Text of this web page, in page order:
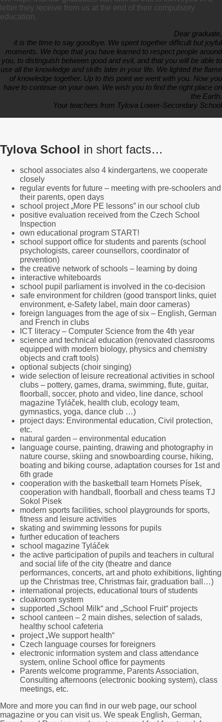
letter they receive from us at the end of their compulsory
education.
Dear graduate,
it is the time to say goodbye. We spent together difficult but joyful
moments. We hope that you have learned to respect people around
you, to distinguish between good and evil, and that you will be able to
use all the knowledge and skills later in your life. We lighted the flame
of knowledge together. Up to this point we went with you. Now you
have to continue on your own. We wish you to find the right place on
the Earth.
Your teachers from Tylova Lower-Secondary School
Tylova School in short facts…
school associates also 4 kindergartens, we cooperate
closely
regular events for future – meeting with pre-schoolers and
their parents, open days
school project „More PE lessons” in our school club
positive evaluation received from the Czech School
Inspection
own educational program START!
school support office for students and parents (school
psychologists, career counsellors, coordinator of
prevention)
the creative network of schools – learning by doing
interactive whiteboards
school pupil parliament is involved in the co-decision
safe environment for children (good transport links, quiet
environment, e-Safety label, main door cameras)
foreign languages from the age of six – English, German
and French in clubs
ICT literacy – Computer Science from the 4th year
science and technical education (renovated classrooms
equipped with modern biology, physics and chemistry
objects and craft tools)
optional subjects (choir singing)
wide selection of leisure recreational activities in school
clubs – pottery, games, drama, swimming, flute, guitar,
floorball, soccer, photo and video, line dance, school
magazine Tyláček, health club, ecology team,
gymnastics, yoga, dance club …)
project days: Environmental education, Civil protection,
etc.
natural garden – environmental education
language course, painting, drawing and photography in
nature course, skiing and snowboarding course, hiking,
boating and biking course, adaptation courses for 1st and
6th grade
cooperation with the basketball team Hornets Písek,
cooperation with handball, floorball and chess teams TJ
Sokol Pisek
modern sports facilities, school playgrounds for sports,
fitness and leisure activities
skating and swimming lessons for pupils
further education of teachers
school magazine Tyláček
the active participation of pupils and teachers in cultural
and social life of the city (theatre and dance
performances, concerts, art and photo exhibitions, lighting
up the Christmas tree, Christmas fair, graduation ball…)
international projects, educational tours of students
cloakroom system
supported „School Milk“ and „School Fruit“ projects
school canteen – 2 main dishes, selection of salads,
healthy school cafeteria
project „We support health“
Czech language courses for foreigners
electronic information system and class attendance
system, online School office for payments
Parents welcome programme, Parents Association,
Consulting afternoons (electronic booking system), class
meetings, etc.
More and more you can find in our web page, our school
magazine or you can visit us. We speak English, German,